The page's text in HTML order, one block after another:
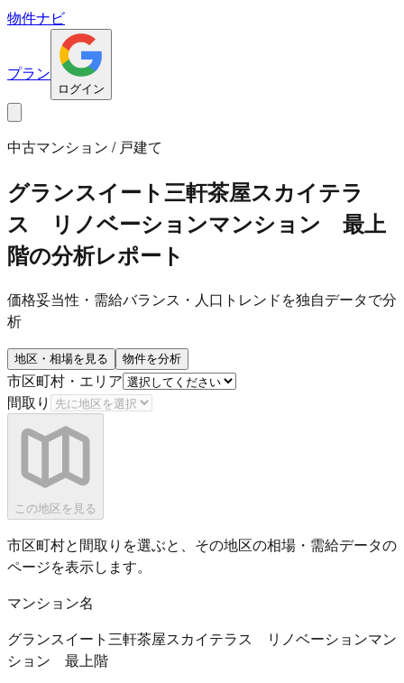
物件ナビ
プラン
ログイン
中古マンション / 戸建て
グランスイート三軒茶屋スカイテラ
ス リノベーションマンション 最上
階の分析レポート
価格妥当性・需給バランス・人口トレンドを独自データで分
析
地区・相場を見る 物件を分析
市区町村・エリア
間取り
この地区を見る
市区町村と間取りを選ぶと、その地区の相場・需給データの
ページを表示します。
マンション名
グランスイート三軒茶屋スカイテラス リノベーションマン
ション 最上階